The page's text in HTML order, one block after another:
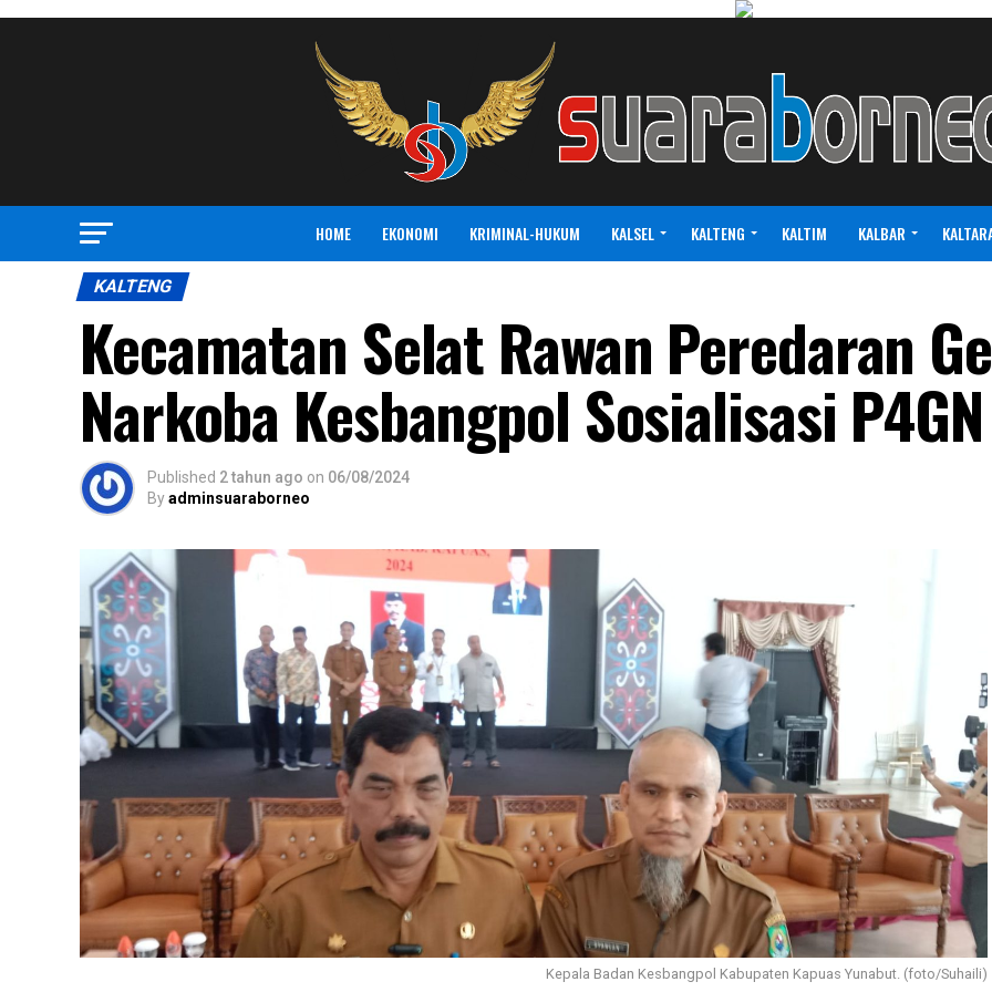
HOME EKONOMI KRIMINAL-HUKUM KALSEL KALTENG KALTIM KALBAR
KALTENG
Kecamatan Selat Rawan Peredaran
Narkoba Kesbangpol Sosialisasi P4GN
Published 2 tahun ago on 06/08/2024
Byadminsuaraborneo
Kepala Badan Kesbangpol Kabupaten Kapuas Yunabut. (foto/Suhaili)